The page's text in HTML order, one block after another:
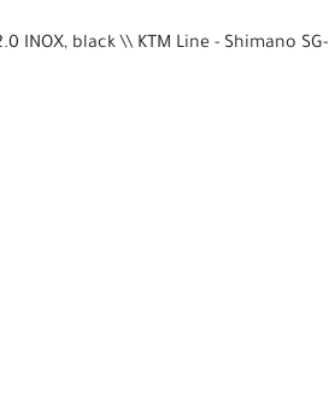
INOX, black \\ KTM Line - Shimano SG-